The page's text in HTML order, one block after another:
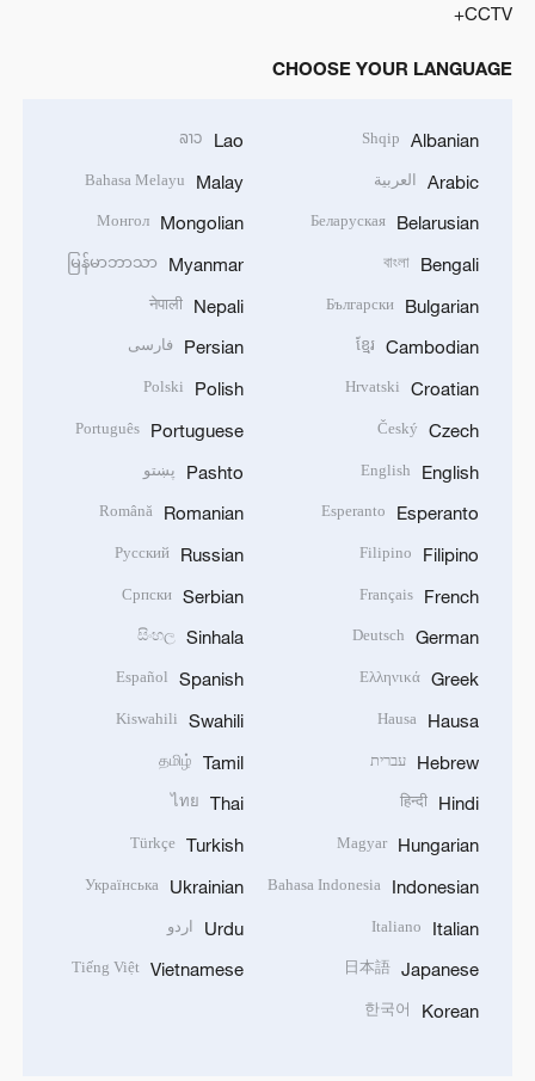
CCTV+
CHOOSE YOUR LANGUAGE
Albanian
Shqip
Arabic العربية
Belarusian
Беларуская
Bengali
বাংলা
Bulgarian
Български
Cambodian
ខ្មែរ
Croatian
Hrvatski
Czech
Český
English
English
Esperanto
Esperanto
Filipino
Filipino
French
Français
German
Deutsch
Greek
Ελληνικά
Hausa
Hausa
Hebrew עברית
Hindi
हिन्दी
Hungarian
Magyar
Indonesian
Bahasa Indonesia
Italian
Italiano
Japanese
日本語
Korean
한국어
Lao
ລາວ
Malay
Bahasa Melayu
Mongolian
Монгол
Myanmar
မြန်မာဘာသာ
Nepali
नेपाली
Persian فارسی
Polish
Polski
Portuguese
Português
Pashto پښتو
Romanian
Română
Russian
Русский
Serbian
Српски
Sinhala
සිංහල
Spanish
Español
Swahili
Kiswahili
Tamil
தமிழ்
Thai
ไทย
Turkish
Türkçe
Ukrainian
Українська
Urdu اردو
Vietnamese
Tiếng Việt